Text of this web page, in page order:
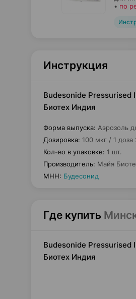
• по
Инструкция
Budesonide Pressurised
Биотех Индия
Форма выпуска: Аэрозоль
Дозировка: 100 мкг / 1 доза
Кол-во в упаковке: 1 шт.
Производитель: Майя
МНН: Будесонид
Где купить
Budesonide Pressurised
Биотех Индия